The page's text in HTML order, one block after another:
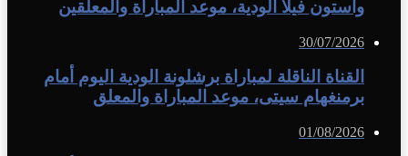
وأستون فيلا الودية، موعد المباراة والمعلقين
30/07/2026
القناة الناقلة لمباراة برشلونة الودية اليوم أمام
برمنغهام سيتى، موعد المباراة والمعلق
01/08/2026